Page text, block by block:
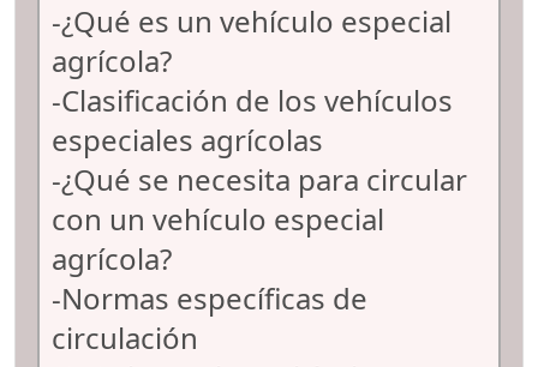
-¿Qué es un vehículo especial
agrícola?
-Clasificación de los vehículos
especiales agrícolas
-¿Qué se necesita para circular
con un vehículo especial
agrícola?
-Normas específicas de
circulación